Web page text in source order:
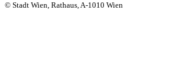
© Stadt Wien, Rathaus, A-1010 Wien